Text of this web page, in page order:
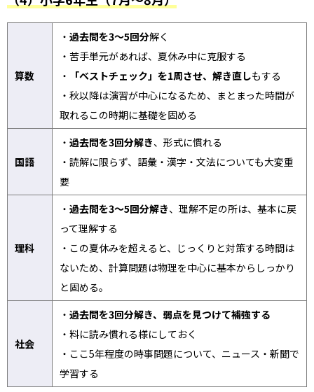
算数
・ 過去問を3〜5回分解く
・苦手単元があれば、夏休み中に克服する
・
「ベストチェック」を1周させ、解き直しもする
・秋以降は演習が中心になるため、まとまった時間が
取れるこの時期に基礎を固める
国語
・ 過去問を3回分解き、形式に慣れる
・読解に限らず、語彙・漢字・文法についても大変重
要
理科
・ 過去問を3〜5回分解き、理解不足の所は、基本に戻
って理解する
・この夏休みを超えると、じっくりと対策する時間は
ないため、計算問題は物理を中心に基本からしっかり
と固める。
社会
・ 過去問を3回分解き、弱点を見つけて補強する
・料に読み慣れる様にしておく
・ここ5年程度の時事問題について、ニュース・新聞で
学習する